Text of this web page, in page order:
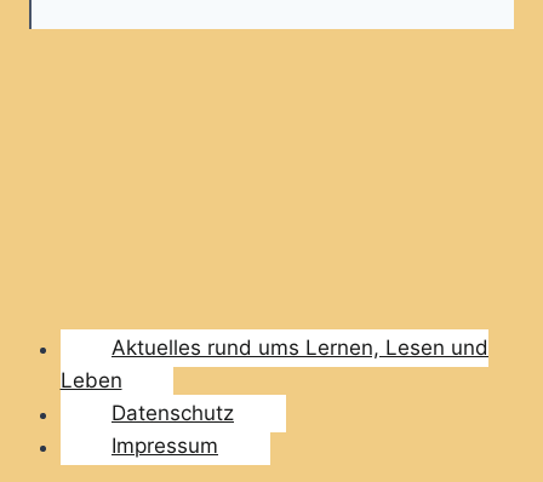
Aktuelles rund ums Lernen, Lesen und
Leben
Datenschutz
Impressum